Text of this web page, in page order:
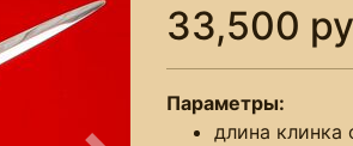
33,500
Параметры:
длина клинка